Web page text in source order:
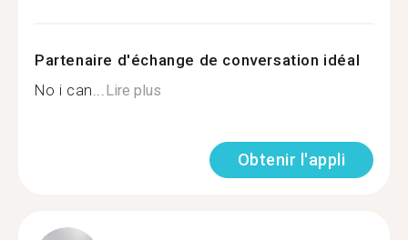
Partenaire d'échange de conversation idéal
No i can... Lire plus
Obtenir l'appli